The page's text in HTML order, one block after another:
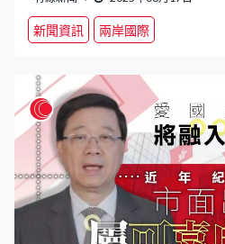
新聞資訊 兩岸國際